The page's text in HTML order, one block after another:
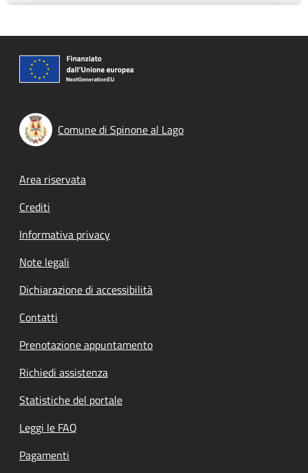
Comune di Spinone al Lago
Footer menu
Area riservata
Crediti
Informativa privacy
Note legali
Dichiarazione di accessibilità
Contatti
Prenotazione appuntamento
Richiedi assistenza
Statistiche del portale
Leggi le FAQ
Pagamenti